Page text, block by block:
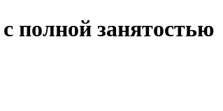
полной занятостью